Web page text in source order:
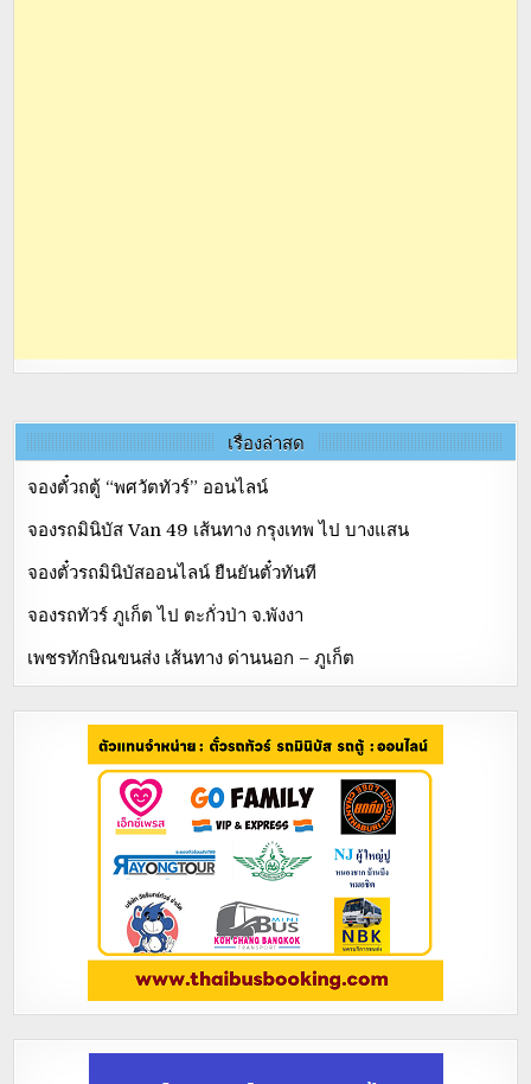
เรื่องล่าสุด
จองตั๋วถตู้ “พศวัตทัวร์” ออนไลน์
จองรถมินิบัส Van 49 เส้นทาง กรุงเทพ ไป บางแสน
จองตั๋วรถมินิบัสออนไลน์ ยืนยันตั๋วทันที
จองรถทัวร์ ภูเก็ต ไป ตะกั่วป่า จ.พังงา
เพชรทักษิณขนส่ง เส้นทาง ด่านนอก – ภูเก็ต